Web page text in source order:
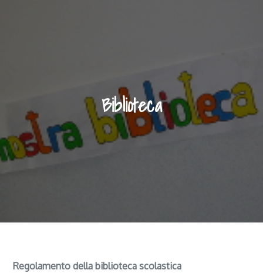
Biblioteca
Regolamento della biblioteca scolastica